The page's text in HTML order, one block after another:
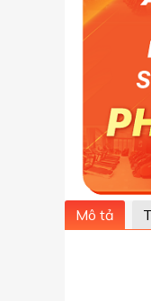
Mô tả